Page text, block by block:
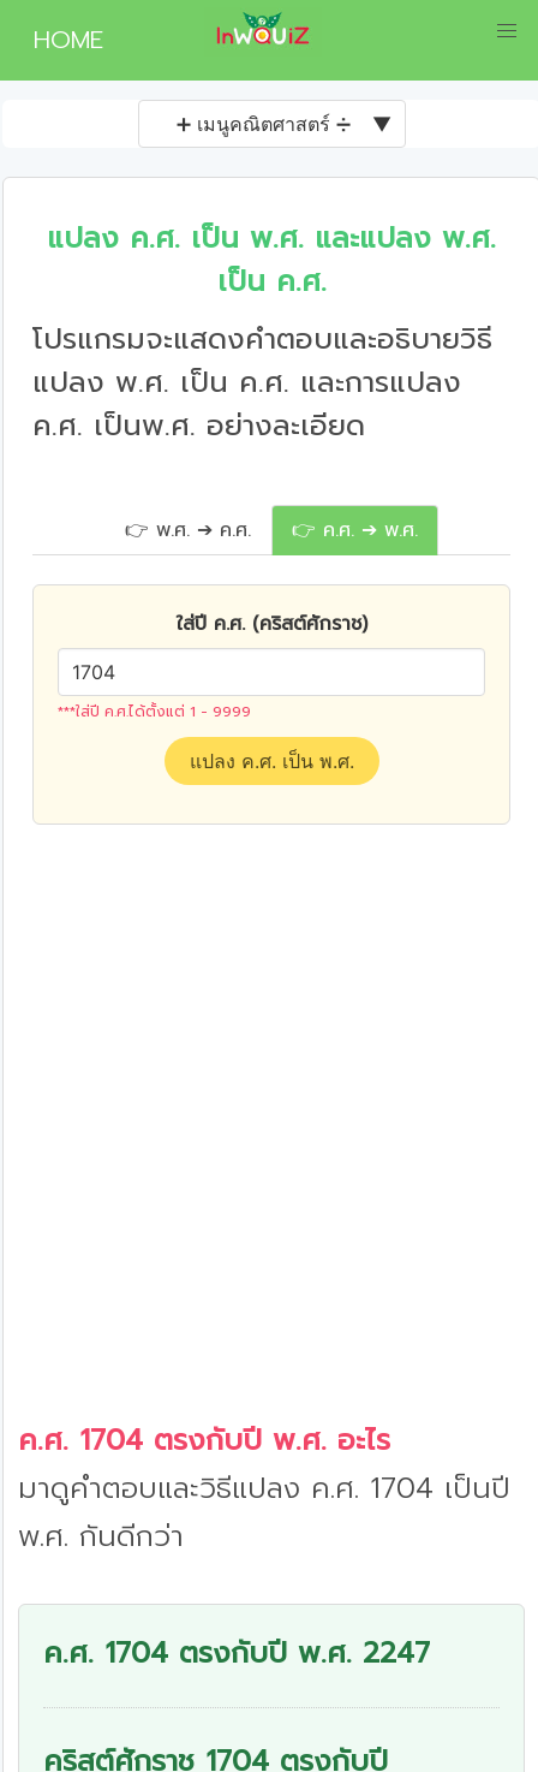
HOME
➕ เมนูคณิตศาสตร์ ➗ ▼
แปลง ค.ศ. เป็น พ.ศ. และแปลง พ.ศ.
เป็น ค.ศ.
โปรแกรมจะแสดงคำตอบและอธิบายวิธี
แปลง พ.ศ. เป็น ค.ศ. และการแปลง
ค.ศ. เป็นพ.ศ. อย่างละเอียด
👉 พ.ศ. ➔ ค.ศ. 👉 ค.ศ. ➔ พ.ศ.
ใส่ปี ค.ศ. (คริสต์ศักราช)
***ใส่ปี ค.ศ.ได้ตั้งแต่ 1 - 9999
แปลง ค.ศ. เป็น พ.ศ.
ค.ศ. 1704 ตรงกับปี พ.ศ. อะไร
มาดูคำตอบและวิธีแปลง ค.ศ. 1704 เป็นปี
พ.ศ. กันดีกว่า
ค.ศ. 1704 ตรงกับปี พ.ศ. 2247
คริสต์ศักราช 1704 ตรงกับปี